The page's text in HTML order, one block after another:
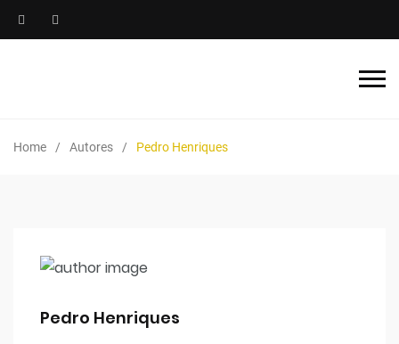
Home Autores Pedro Henriques
Pedro Henriques